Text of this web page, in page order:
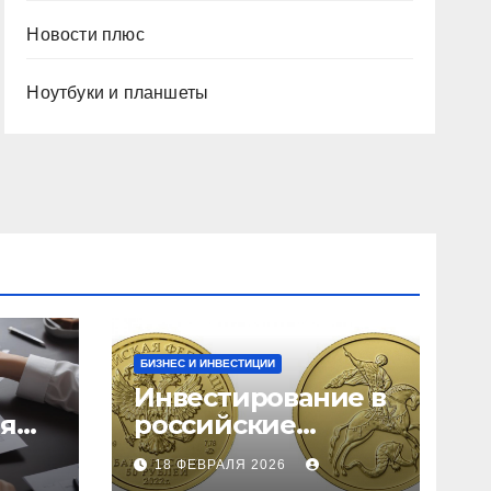
Новости плюс
Ноутбуки и планшеты
БИЗНЕС И ИНВЕСТИЦИИ
Инвестирование в
российские
золотые монеты:
подробное
18 ФЕВРАЛЯ 2026